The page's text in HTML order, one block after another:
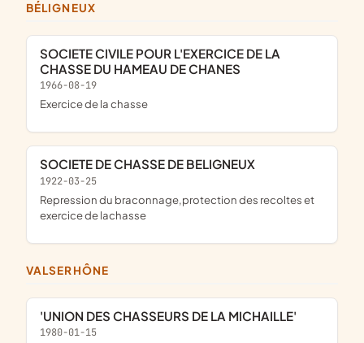
BÉLIGNEUX
SOCIETE CIVILE POUR L'EXERCICE DE LA
CHASSE DU HAMEAU DE CHANES
1966-08-19
exercice de la chasse
SOCIETE DE CHASSE DE BELIGNEUX
1922-03-25
repression du braconnage,protection des recoltes et
exercice de lachasse
VALSERHÔNE
'UNION DES CHASSEURS DE LA MICHAILLE'
1980-01-15